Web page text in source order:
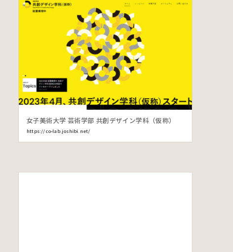
女子美術大学 芸術学部 共創デザイン学科（仮称）
https://co-lab.joshibi.net/